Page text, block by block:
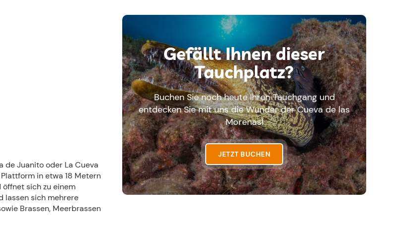
de Juanito oder La Cueva
in etwa 18 Metern
sich zu einem
lassen sich mehrere
Brassen, Meerbrassen
Gefällt Ihnen dieser
Tauchplatz?
Buchen Sie noch heute Ihren Tauchgang und
entdecken Sie mit uns die Wunder der Cueva de las
Morenas!
JETZT BUCHEN